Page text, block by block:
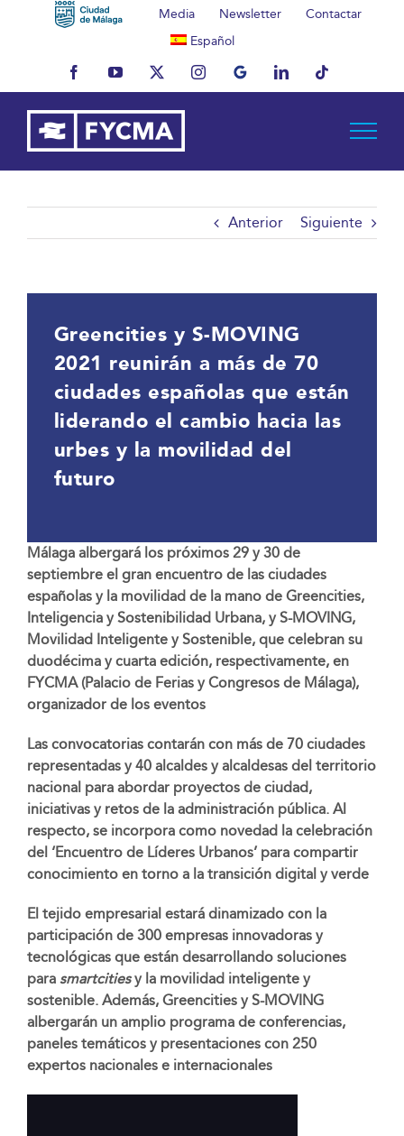
Media Newsletter
Contactar
Español
FacebookYouTubeX InstagramMyBusinessLinkedInTiktok
Anterior Siguiente
Greencities y S-MOVING
2021 reunirán a más de 70
ciudades españolas que están
liderando el cambio hacia las
urbes y la movilidad del
futuro
Málaga albergará los próximos 29 y 30 de
septiembre el gran encuentro de las ciudades
españolas y la movilidad de la mano de Greencities,
Inteligencia y Sostenibilidad Urbana, y S-MOVING,
Movilidad Inteligente y Sostenible, que celebran su
duodécima y cuarta edición, respectivamente, en
FYCMA (Palacio de Ferias y Congresos de Málaga),
organizador de los eventos
Las convocatorias contarán con más de 70 ciudades
representadas y 40 alcaldes y alcaldesas del territorio
nacional para abordar proyectos de ciudad,
iniciativas y retos de la administración pública. Al
respecto, se incorpora como novedad la celebración
del ‘Encuentro de Líderes Urbanos’ para compartir
conocimiento en torno a la transición digital y verde
El tejido empresarial estará dinamizado con la
participación de 300 empresas innovadoras y
tecnológicas que están desarrollando soluciones
para smartcitiesy la movilidad inteligente y
sostenible. Además, Greencities y S-MOVING
albergarán un amplio programa de conferencias,
paneles temáticos y presentaciones con 250
expertos nacionales e internacionales